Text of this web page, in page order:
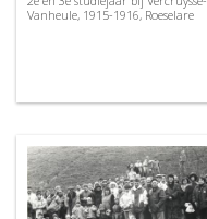
Vanheule, 1915-1916, Roeselare